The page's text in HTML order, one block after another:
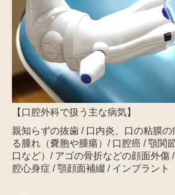
【口腔外科で扱う主な病気】
親知らずの抜歯 / 口内炎、口の粘膜
る腫れ（嚢胞や腫瘍）/ 口腔癌 /顎関
口など）/ アゴの骨折などの顔面外傷
腔心身症 / 顎顔面補綴 / インプラント